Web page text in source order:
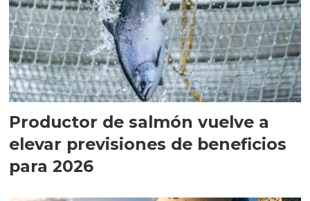
Productor de salmón vuelve a
elevar previsiones de beneficios
para 2026